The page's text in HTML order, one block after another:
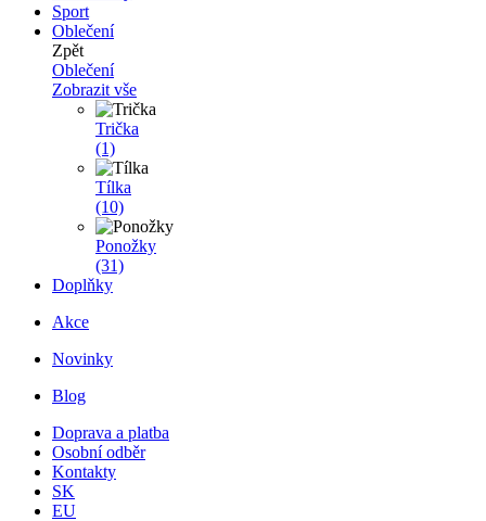
Sport
Oblečení
Zpět
Oblečení
Zobrazit vše
Trička
(1)
Tílka
(10)
Ponožky
(31)
Doplňky
Akce
Novinky
Blog
Doprava a platba
Osobní odběr
Kontakty
SK
EU